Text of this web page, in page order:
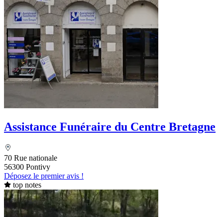
Assistance Funéraire du Centre Bretagne
70 Rue nationale
56300 Pontivy
Déposez le premier avis !
top notes